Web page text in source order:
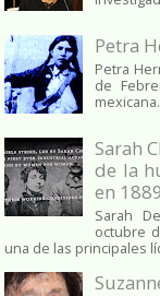
Petra
Petra
de
Sarah
de la
en 1889
Sarah
octubre
una de las principales